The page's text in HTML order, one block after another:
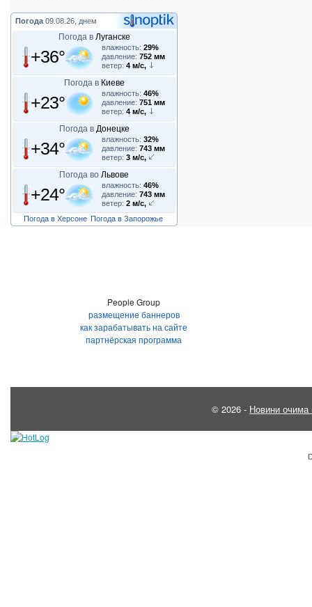
Погода 09.08.26, днем
Погода в Луганске
+36° влажность: 29%
давление: 752 мм
ветер: 4 м/с,
Погода в Киеве
+23° влажность: 46%
давление: 751 мм
ветер: 4 м/с,
Погода в Донецке
+34° влажность: 32%
давление: 743 мм
ветер: 3 м/с,
Погода во Львове
+24° влажность: 46%
давление: 743 мм
ветер: 2 м/с,
Погода в Херсоне Погода в Запорожье
People Group
размещение баннеров
как зарабатывать на сайте
партнёрская программа
© 2026 - Новини очима